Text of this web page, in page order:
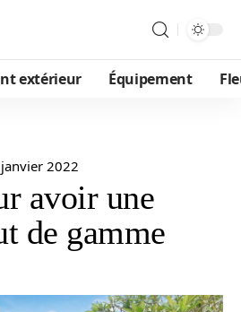
extérieur Équipement
2022
avoir une
de gamme